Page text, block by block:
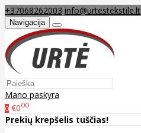
+37068262003 info@urtestekstile.lt
Navigacija
Mano paskyra
0 €000
Prekių krepšelis tuščias!